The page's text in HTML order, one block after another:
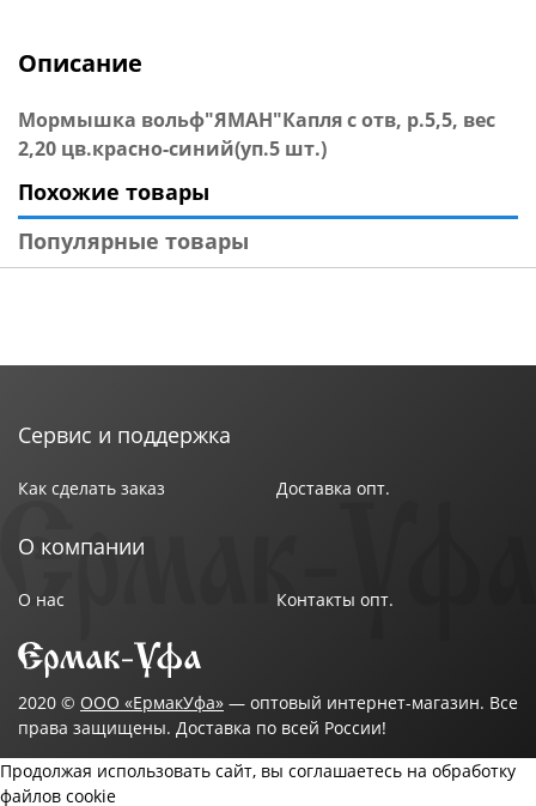
Описание
Мормышка вольф"ЯМАН"Капля с отв, р.5,5, вес
2,20 цв.красно-синий(уп.5 шт.)
Похожие товары
Популярные товары
Сервис и поддержка
Как сделать заказ Доставка опт.
О компании
О нас Контакты опт.
2020 © ООО «ЕрмакУфа» — оптовый интернет-магазин. Все
права защищены. Доставка по всей России!
Продолжая использовать сайт, вы соглашаетесь на обработку
файлов cookie